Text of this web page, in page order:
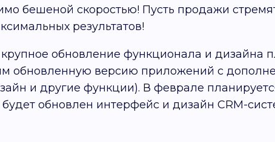
бешеной скоростью! Пусть продажи
результатов!
обновление функционала и дизайна
обновленную версию приложений с
и другие функции). В феврале
обновлен интерфейс и дизайн CRM-